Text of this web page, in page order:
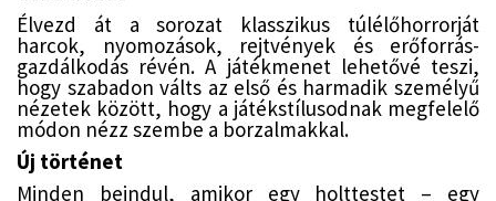
Élvezd át a sorozat klasszikus túlélőhorrorját
harcok, nyomozások, rejtvények és erőforrás-
gazdálkodás révén. A játékmenet lehetővé teszi,
hogy szabadon válts az első és harmadik személyű
nézetek között, hogy a játékstílusodnak megfelelő
módon nézz szembe a borzalmakkal.
Új történet
Minden beindul, amikor egy holttestet – egy